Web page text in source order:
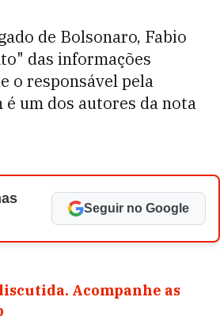
de Bolsonaro, Fabio
das informações
o responsável pela
um dos autores da nota
Seguir no Google
Acompanhe as